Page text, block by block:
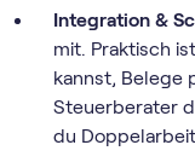
Integration &
mit. Praktisch
kannst, Belege
Steuerberater
du